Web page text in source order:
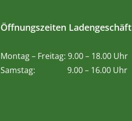
Öffnungszeiten Ladengeschäft
Montag – Freitag: 9.00 – 18.00 Uhr
Samstag: 9.00 – 16.00 Uhr